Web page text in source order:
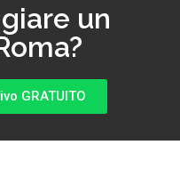
un
GRATUITO